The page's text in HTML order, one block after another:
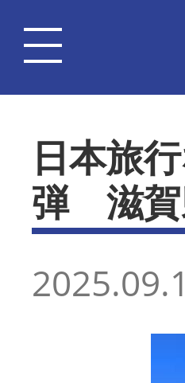
日本旅
弾 滋賀